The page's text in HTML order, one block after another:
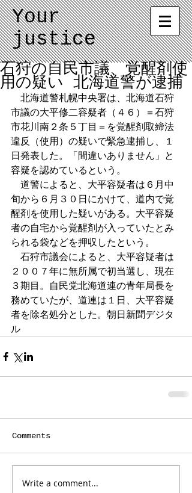
Your
justice
石狩の自民市議、覚醒剤使
用の疑い 北海道警が逮捕
北海道警札幌中央署は、北海道石狩
市議の大平修二容疑者（４６）＝石狩
市花川南２条５丁目＝を覚醒剤取締法
違反（使用）の疑いで緊急逮捕し、１
日発表した。「間違いありません」と
容疑を認めているという。
道警によると、大平容疑者は６月中
旬から６月３０日にかけて、道内で覚
醒剤を使用した疑いがある。大平容疑
者の自宅から覚醒剤が入っていたとみ
られる袋などを押収したという。
石狩市議会によると、大平容疑者は
２００７年に無所属で初当選し、現在
３期目。自民党北海道連の青年局長を
務めていたが、道連は１日、大平容疑
者を除名処分とした。朝日新聞デジタ
ル
Comments
Write a comment...